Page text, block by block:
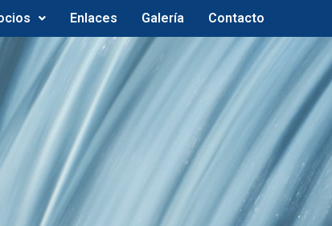
Enlaces Galería Contacto